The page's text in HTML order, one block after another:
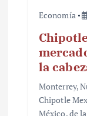
Economía
la
Monterrey,
Chipotle
México, de